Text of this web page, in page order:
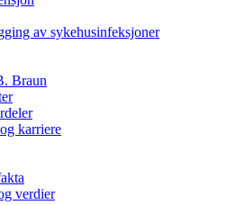
Ta kontakt ​med oss.​
av sykehusinfeksjoner
Braun
karriere
verdier